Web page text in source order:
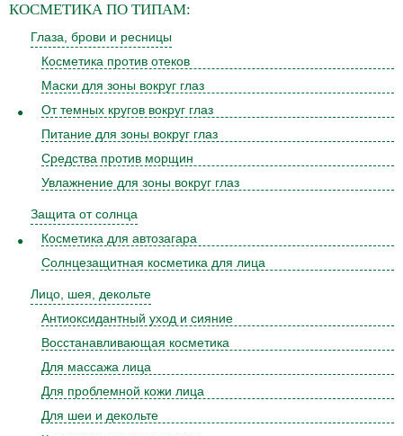
КОСМЕТИКА ПО ТИПАМ:
Глаза, брови и ресницы
Косметика против отеков
Маски для зоны вокруг глаз
От темных кругов вокруг глаз
Питание для зоны вокруг глаз
Средства против морщин
Увлажнение для зоны вокруг глаз
Защита от солнца
Косметика для автозагара
Солнцезащитная косметика для лица
Лицо, шея, декольте
Антиоксидантный уход и сияние
Восстанавливающая косметика
Для массажа лица
Для проблемной кожи лица
Для шеи и декольте